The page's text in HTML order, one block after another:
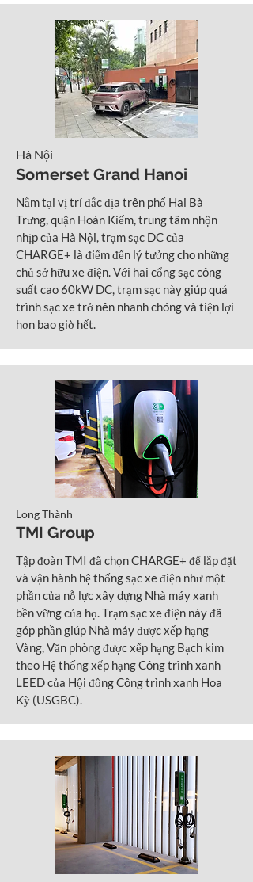
Hà Nội
Somerset Grand Hanoi
Nằm tại vị trí đắc địa trên phố Hai Bà
Trưng, quận Hoàn Kiếm, trung tâm nhộn
nhịp của Hà Nội, trạm sạc DC của
CHARGE+ là điểm đến lý tưởng cho những
chủ sở hữu xe điện. Với hai cổng sạc công
suất cao 60kW DC, trạm sạc này giúp quá
trình sạc xe trở nên nhanh chóng và tiện lợi
hơn bao giờ hết.
Long Thành
TMI Group
Tập đoàn TMI đã chọn CHARGE+ để lắp đặt
và vận hành hệ thống sạc xe điện như một
phần của nỗ lực xây dựng Nhà máy xanh
bền vững của họ. Trạm sạc xe điện này đã
góp phần giúp Nhà máy được xếp hạng
Vàng, Văn phòng được xếp hạng Bạch kim
theo Hệ thống xếp hạng Công trình xanh
LEED của Hội đồng Công trình xanh Hoa
Kỳ (USGBC).